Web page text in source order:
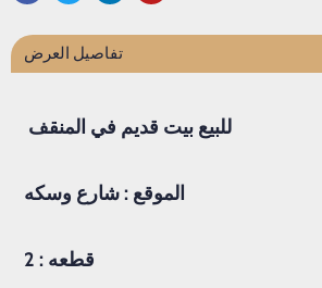
تفاصيل العرض
للبيع بيت قديم في المنقف
الموقع : شارع وسكه
قطعه : 2